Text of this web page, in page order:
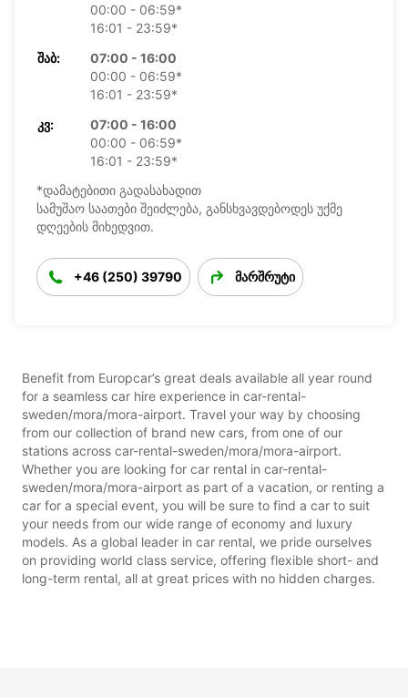
00:00 - 06:59*
16:01 - 23:59*
ᲨᲐᲑ:
07:00 - 16:00
00:00 - 06:59*
16:01 - 23:59*
ᲙᲕ:
07:00 - 16:00
00:00 - 06:59*
16:01 - 23:59*
*დამატებითი გადასახადით
სამუშაო საათები შეიძლება, განსხვავდებოდეს უქმე
დღეების მიხედვით.
+46 (250) 39790 მარშრუტი
Benefit from Europcar’s great deals available all year round
for a seamless car hire experience in car-rental-
sweden/mora/mora-airport. Travel your way by choosing
from our collection of brand new cars, from one of our
stations across car-rental-sweden/mora/mora-airport.
Whether you are looking for car rental in car-rental-
sweden/mora/mora-airport as part of a vacation, or renting a
car for a special event, you will be sure to find a car to suit
your needs from our wide range of economy and luxury
models. As a global leader in car rental, we pride ourselves
on providing world class service, offering flexible short- and
long-term rental, all at great prices with no hidden charges.